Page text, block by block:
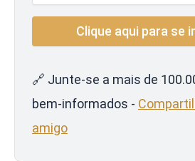
🔗 Junte-se a mais de
bem-informados -
amigo